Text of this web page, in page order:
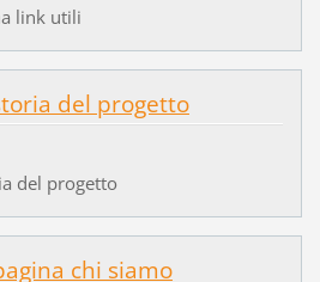
link utili
del progetto
del progetto
chi siamo